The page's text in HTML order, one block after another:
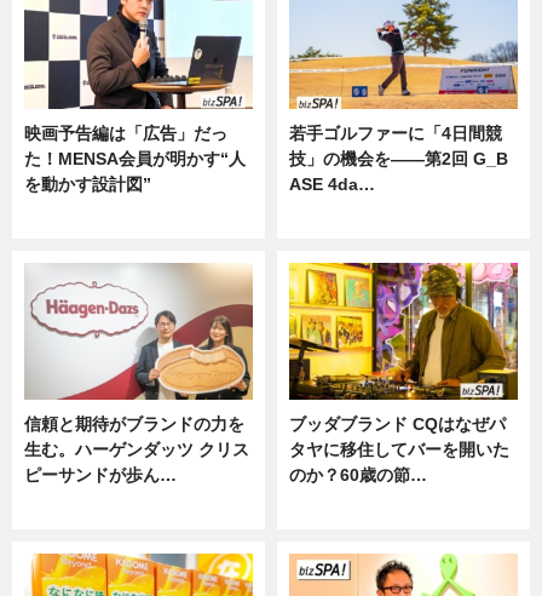
映画予告編は「広告」だっ
た！MENSA会員が明かす“人
を動かす設計図”
若手ゴルファーに「4日間競
技」の機会を——第2回 G_B
ASE 4da…
信頼と期待がブランドの力を
生む。ハーゲンダッツ クリス
ピーサンドが歩ん…
ブッダブランド CQはなぜパ
タヤに移住してバーを開いた
のか？60歳の節…